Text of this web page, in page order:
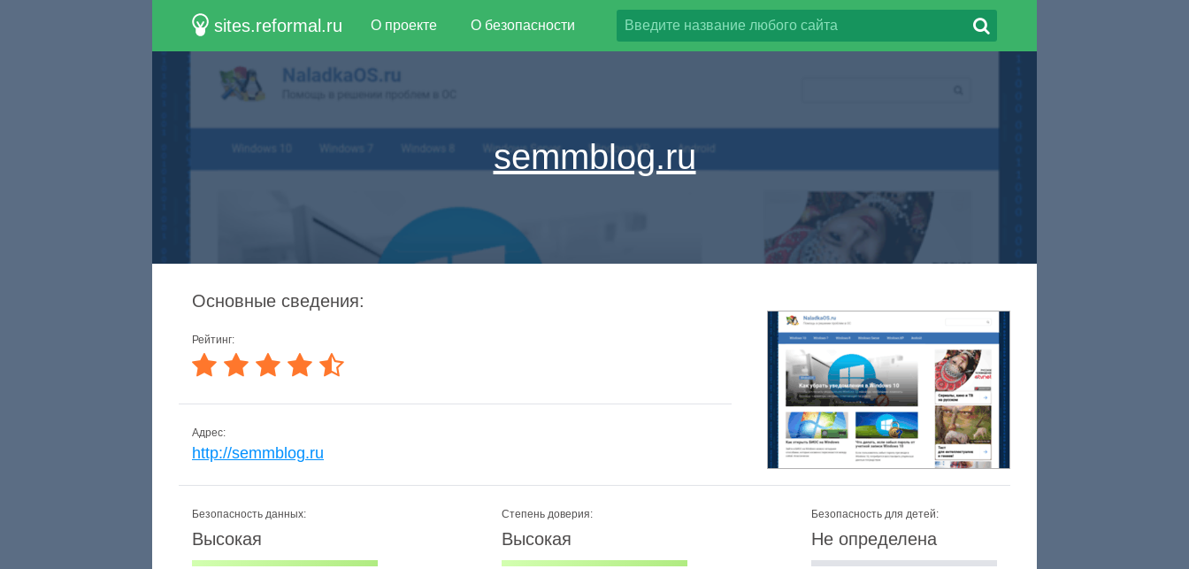
sites.reformal.ru О проекте О безопасности
semmblog.ru
Основные сведения:
Рейтинг:
Адрес:
http://semmblog.ru
Безопасность данных:
Высокая
Степень доверия:
Высокая
Безопасность для детей:
Не определена